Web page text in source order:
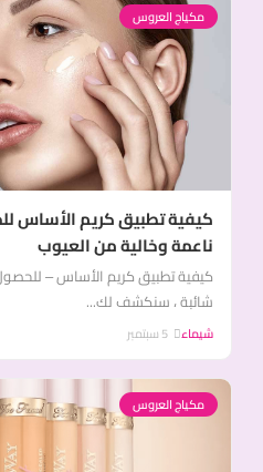
مكياج العروس
كيفية تطبيق كريم الأساس
ناعمة وخالية من العيوب
كيفية تطبيق كريم الأساس –
شائبة ، سنكشف لك...
شيماء
مكياج العروس